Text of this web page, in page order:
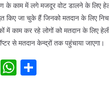
के काम में लगे मजदूर वोट डालने के लिए
किए जा चुके हैं जिनको मतदान के लिए
में काम कर रहे लोगों को मतदान के लिए
से मतदान केन्द्रों तक पहुंचाया जाएगा।
E W